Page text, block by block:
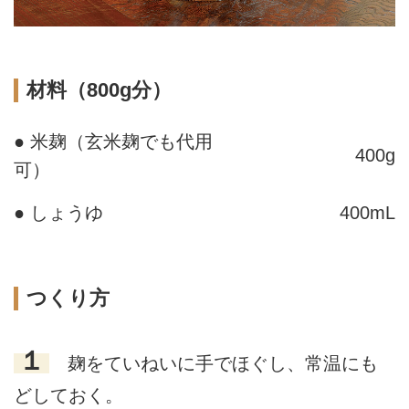
材料（800g分）
● 米麹（玄米麹でも代用
可）
400g
● しょうゆ 400mL
つくり方
１
麹をていねいに手でほぐし、常温にも
どしておく。